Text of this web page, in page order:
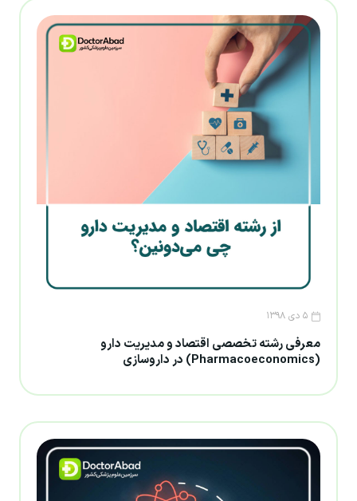
۵ دی ۱۳۹۸
معرفی رشته تخصصی اقتصاد و مدیریت دارو
(Pharmacoeconomics) در داروسازی